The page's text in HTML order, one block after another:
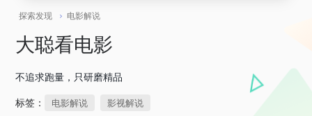
探索发现 电影解说
大聪看电影
不追求跑量，只研磨精品
标签： 电影解说 影视解说